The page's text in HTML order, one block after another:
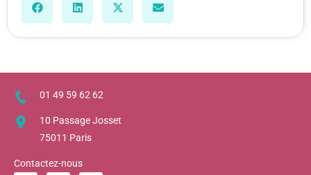
01 49 59 62 62
10 Passage Josset
75011 Paris
Contactez-nous